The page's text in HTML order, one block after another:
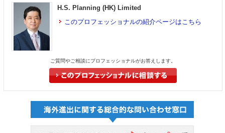
H.S. Planning (HK) Limited
このプロフェッショナルの紹介ページはこちら
ご質問やご相談にプロフェッショナルがお答えします。